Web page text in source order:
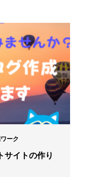
ーク
サイトの作り